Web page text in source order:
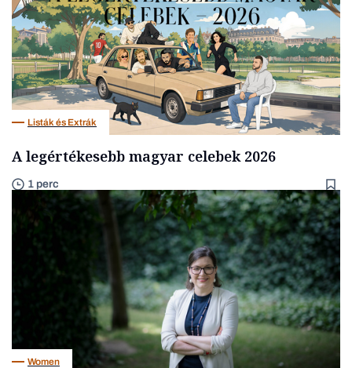
Listák és Extrák
A legértékesebb magyar celebek 2026
1 perc
Women